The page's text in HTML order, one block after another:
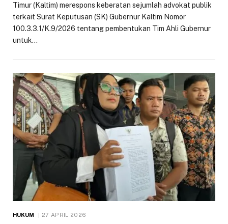
Timur (Kaltim) merespons keberatan sejumlah advokat publik
terkait Surat Keputusan (SK) Gubernur Kaltim Nomor
100.3.3.1/K.9/2026 tentang pembentukan Tim Ahli Gubernur
untuk…
HUKUM 27 APRIL 2026